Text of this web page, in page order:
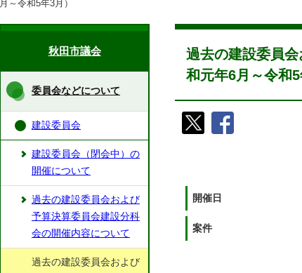
月～令和5年3月）
過去の建設委員
和元年6月～令和5
開催日
案件
秋田市議会
委員会などについて
建設委員会
建設委員会（閉会中）の
開催について
過去の建設委員会および
予算決算委員会建設分科
会の開催内容について
過去の建設委員会および